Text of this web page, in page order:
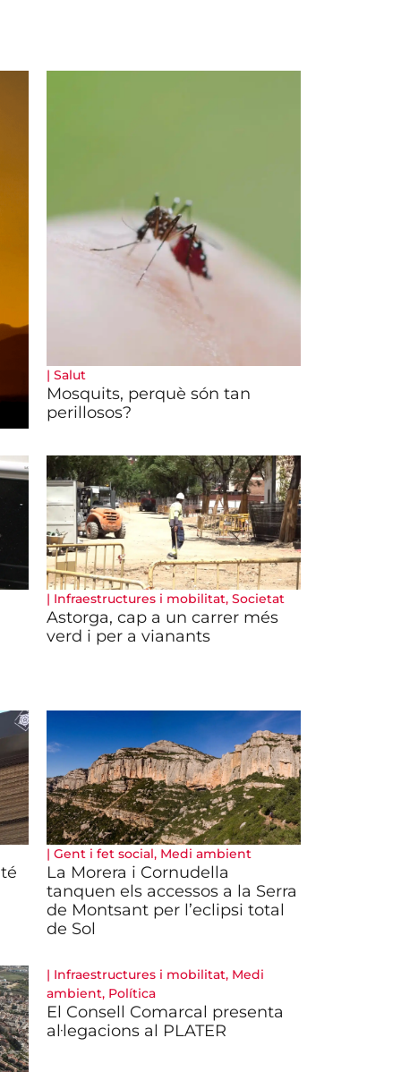
| Salut
Mosquits, perquè són tan
perillosos?
| Infraestructures i mobilitat, Societat
Astorga, cap a un carrer més
verd i per a vianants
| Gent i fet social, Medi ambient
La Morera i Cornudella
tanquen els accessos a la Serra
de Montsant per l’eclipsi total
de Sol
| Infraestructures i mobilitat, Medi
ambient, Política
El Consell Comarcal presenta
al·legacions al PLATER